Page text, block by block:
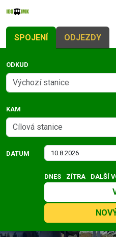
SPOJENÍ ODJEZDY
ODKUD
KAM
DATUM
DNES ZÍTRA DALŠÍ